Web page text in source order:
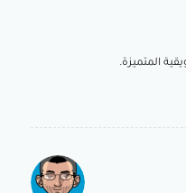
المتميزة.